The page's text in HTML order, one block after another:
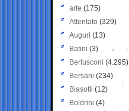
arte (175)
Attentato (329)
Auguri (13)
Batini (3)
Berlusconi (4.295)
Bersani (234)
Biasotti (12)
Boldrini (4)